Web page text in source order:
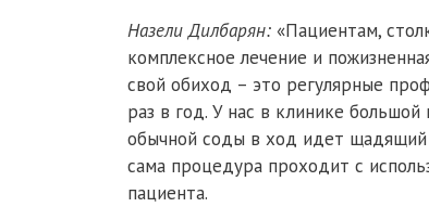
Назели Дилбарян: «Пациентам,
комплексное лечение и
свой обиход – это регулярные
раз в год. У нас в клинике
обычной соды в ход идет щадящий
сама процедура проходит с
пациента.